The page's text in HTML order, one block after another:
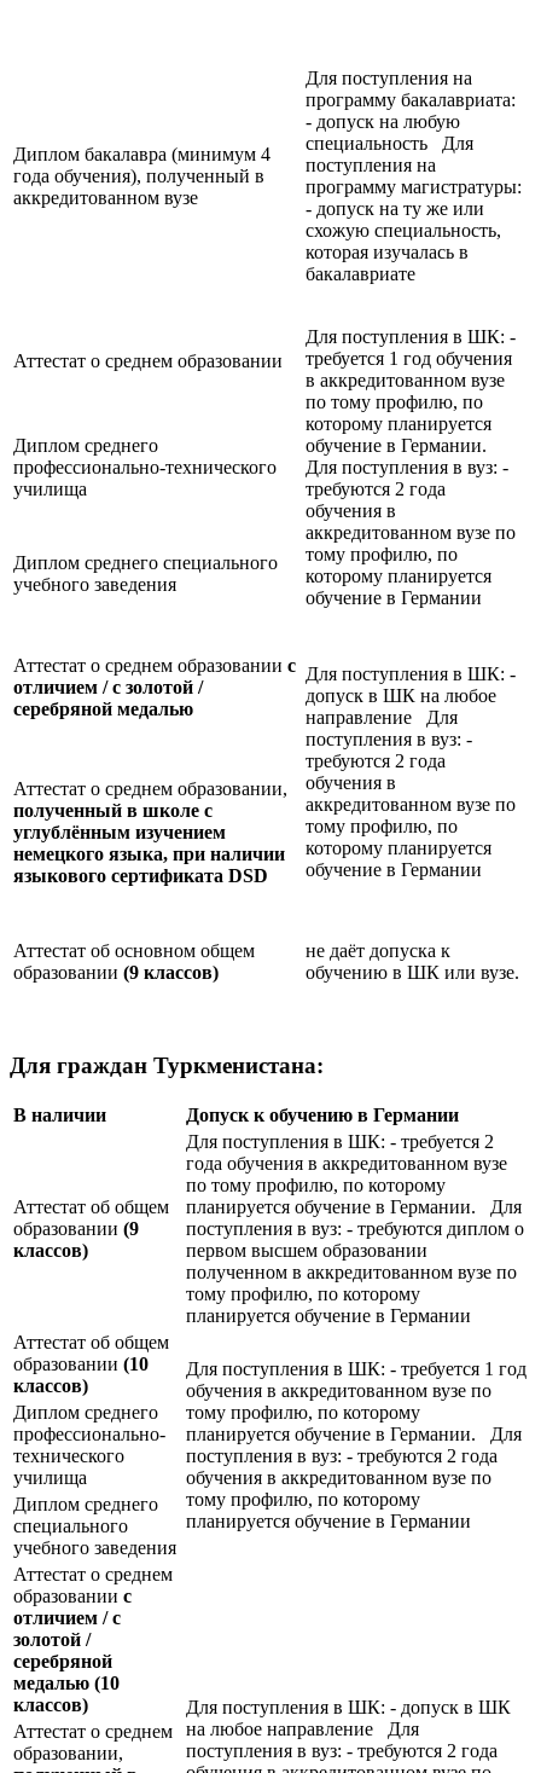
Диплом бакалавра (минимум 4
года обучения), полученный в
аккредитованном вузе
Для поступления на
программу бакалавриата:
- допуск на любую
специальность Для
поступления на
программу магистратуры:
- допуск на ту же или
схожую специальность,
которая изучалась в
бакалавриате
Аттестат о среднем образовании
Для поступления в ШК: -
требуется 1 год обучения
в аккредитованном вузе
по тому профилю, по
которому планируется
обучение в Германии.
Для поступления в вуз: -
требуются 2 года
обучения в
аккредитованном вузе по
тому профилю, по
которому планируется
обучение в Германии
Диплом среднего
профессионально-технического
училища
Диплом среднего специального
учебного заведения
Аттестат о среднем образовании с
отличием / с золотой /
серебряной медалью
Для поступления в ШК: -
допуск в ШК на любое
направление Для
поступления в вуз: -
требуются 2 года
обучения в
аккредитованном вузе по
тому профилю, по
которому планируется
обучение в Германии
Аттестат о среднем образовании,
полученный в школе с
углублённым изучением
немецкого языка, при наличии
языкового сертификата DSD
Аттестат об основном общем
образовании (9 классов)
не даёт допуска к
обучению в ШК или вузе.
Для граждан Туркменистана:
В наличии Допуск к обучению в Германии
Аттестат об общем
образовании (9
классов)
Для поступления в ШК: - требуется 2
года обучения в аккредитованном вузе
по тому профилю, по которому
планируется обучение в Германии. Для
поступления в вуз: - требуются диплом о
первом высшем образовании
полученном в аккредитованном вузе по
тому профилю, по которому
планируется обучение в Германии
Аттестат об общем
образовании (10
классов)
Для поступления в ШК: - требуется 1 год
обучения в аккредитованном вузе по
тому профилю, по которому
планируется обучение в Германии. Для
поступления в вуз: - требуются 2 года
обучения в аккредитованном вузе по
тому профилю, по которому
планируется обучение в Германии
Диплом среднего
профессионально-
технического
училища
Диплом среднего
специального
учебного заведения
Аттестат о среднем
образовании с
отличием / с
золотой /
серебряной
медалью (10
классов)
Для поступления в ШК: - допуск в ШК
на любое направление Для
поступления в вуз: - требуются 2 года
Аттестат о среднем
образовании,